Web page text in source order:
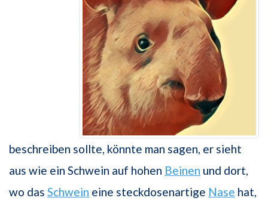
beschreiben sollte, könnte man sagen, er sieht
aus wie ein Schwein auf hohen Beinen und dort,
wo das Schwein eine steckdosenartige Nase hat,